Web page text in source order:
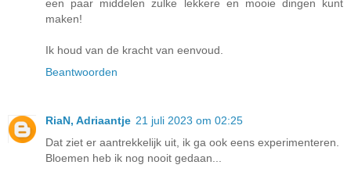
een paar middelen zulke lekkere en mooie dingen kunt
maken!
Ik houd van de kracht van eenvoud.
Beantwoorden
RiaN, Adriaantje 21 juli 2023 om 02:25
Dat ziet er aantrekkelijk uit, ik ga ook eens experimenteren.
Bloemen heb ik nog nooit gedaan...